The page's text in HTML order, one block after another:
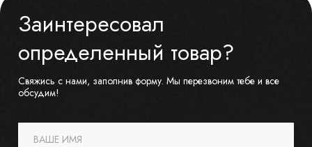
Заинтересовал
определенный товар?
Свяжись с нами, заполнив форму. Мы перезвоним тебе и все
обсудим!
ВАШЕ ИМЯ